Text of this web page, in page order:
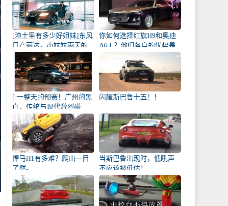
[渣土里有多少好姐妹]东风
日产丽达，小妹妹雨天的
爱侣
你如何选择红旗H9和奥迪
A6 L？他们各自的优势是
[:一整天的预赛！广州的黑
白，传统与现代激烈碰
撞！
闪耀斯巴鲁十五！！
悍马H1有多难？爬山一目
了然。
当斯巴鲁出现时，低吼声
不应该被低估！